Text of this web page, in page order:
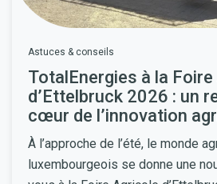
Astuces & conseils
TotalEnergies à la
d’Ettelbruck 2026 : un
cœur de l’innovation
À l’approche de l’été, le monde
luxembourgeois se donne une